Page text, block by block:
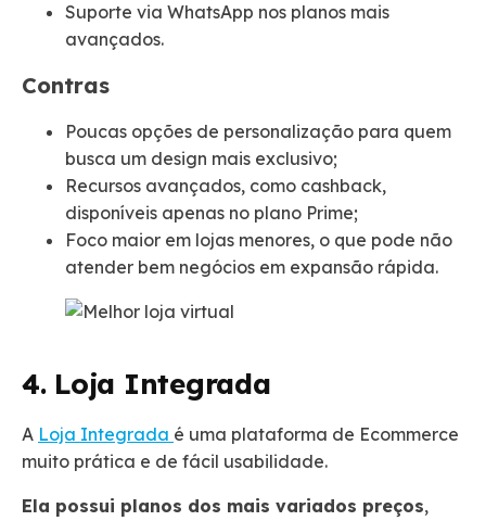
Suporte via WhatsApp nos planos mais
avançados.
Contras
Poucas opções de personalização para quem
busca um design mais exclusivo;
Recursos avançados, como cashback,
disponíveis apenas no plano Prime;
Foco maior em lojas menores, o que pode não
atender bem negócios em expansão rápida.
4. Loja Integrada
A Loja Integrada é uma plataforma de Ecommerce
muito prática e de fácil usabilidade.
Ela possui planos dos mais variados preços,